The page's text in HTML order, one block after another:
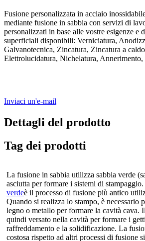
Fusione personalizzata in acciaio
mediante fusione in sabbia con servizi di
personalizzati in base alle vostre esigenze e
superficiali disponibili: Verniciatura,
Galvanotecnica, Zincatura, Zincatura a
Elettrolucidatura, Nichelatura,
Inviaci un'e-mail
Dettagli del prodotto
Tag dei prodotti
La fusione in sabbia utilizza sabbia verde
asciutta per formare i sistemi di
verdeè il processo di fusione più antico
Quando si realizza lo stampo, è necessario
legno o metallo per formare la cavità cava.
quindi versato nella cavità per formare i
raffreddamento e la solidificazione. La
costosa rispetto ad altri processi di fusione